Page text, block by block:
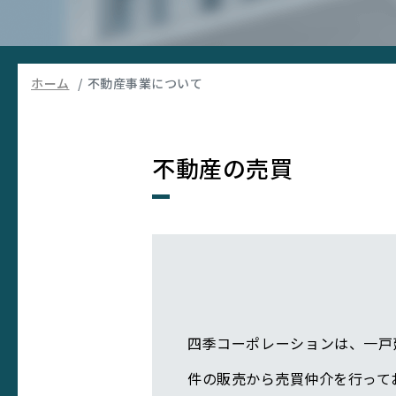
ホーム 不動産事業について
不動産の売買
四季コーポレーションは、一
件の販売から売買仲介を行って